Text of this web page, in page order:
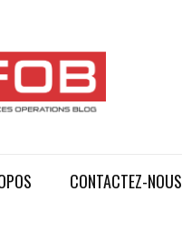
CONTACTEZ-NOUS